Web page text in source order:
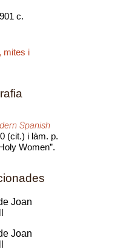
c.
mites i
Spanish
(cit.) i làm. p.
Women”.
(60 x